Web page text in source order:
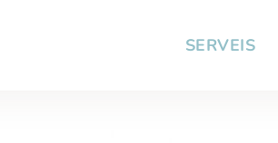
SERVEIS